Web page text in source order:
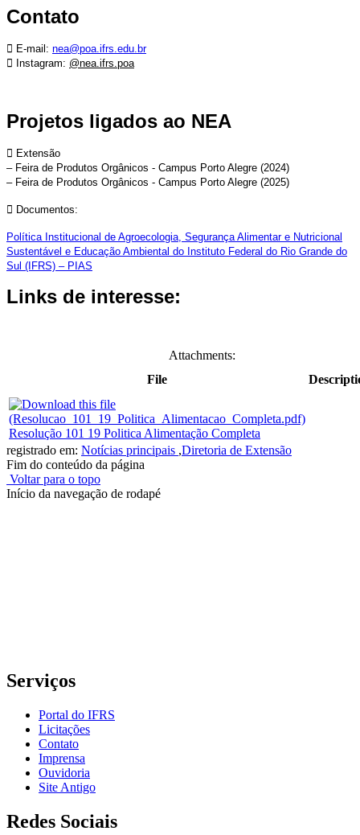
Contato
 E-mail: nea@poa.ifrs.edu.br
 Instagram: @nea.ifrs.poa
Projetos ligados ao NEA
 Extensão
– Feira de Produtos Orgânicos - Campus Porto Alegre (2024)
– Feira de Produtos Orgânicos - Campus Porto Alegre (2025)
 Documentos:
Política Institucional de Agroecologia, Segurança Alimentar e Nutricional
Sustentável e Educação Ambiental do Instituto Federal do Rio Grande do
Sul (IFRS) – PIAS
Links de interesse:
Attachments:
File
Resolução 101 19 Politica Alimentação Completa
registrado em: Notícias principais ,Diretoria de Extensão
Fim do conteúdo da página
Voltar para o topo
Início da navegação de rodapé
Serviços
Portal do IFRS
Licitações
Contato
Imprensa
Ouvidoria
Site Antigo
Redes Sociais